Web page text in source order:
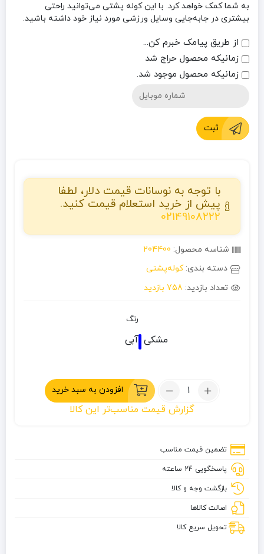
به شما کمک خواهد کرد. با این کوله پشتی می‌توانید راحتی
بیشتری در جابه‌جایی وسایل ورزشی مورد نیاز خود داشته باشید.
از طریق پیامک خبرم کن...
زمانیکه محصول حراج شد
زمانیکه محصول موجود شد.
ثبت
با توجه به نوسانات قیمت دلار، لطفا
پیش از خرید استعلام قیمت کنید.
02149108222
شناسه محصول: 204400
دسته بندی:کوله‌پشتی
تعداد بازدید: 758 بازدید
رنگ
مشکی آبی
تعداد:
پشتی
دیوتر
مدل
TRAIL
افزودن به سبد خرید
گزارش قیمت مناسب‌تر این کالا
تضمین قیمت مناسب
پاسخگویی 24 ساعته
بازگشت وجه و کالا
اصالت کالاها
تحویل سریع کالا